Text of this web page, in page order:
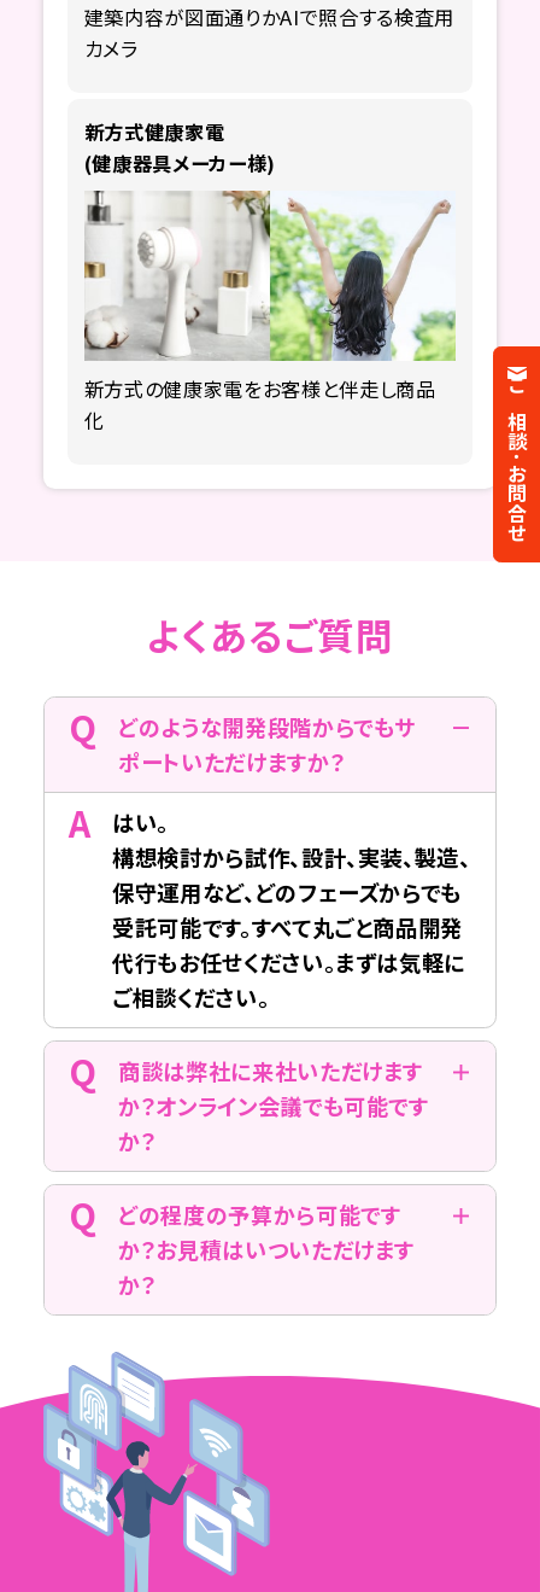
建築内容が図面通りかAIで照合する検査用
カメラ
新方式健康家電
(健康器具メーカー様)
新方式の健康家電をお客様と伴走し商品
化
よくあるご質問
どのような開発段階からでもサ
ポートいただけますか？
はい。
構想検討から試作、設計、実装、製造、
保守運用など、どのフェーズからでも
受託可能です。すべて丸ごと商品開発
代行もお任せください。まずは気軽に
ご相談ください。
商談は弊社に来社いただけます
か？オンライン会議でも可能です
か？
どの程度の予算から可能です
か？お見積はいついただけます
か？
ご相談･お問合せ